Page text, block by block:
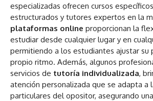
especializadas ofrecen cursos
estructurados y tutores expertos en la
plataformas online proporcionan la
estudiar desde cualquier lugar y en
permitiendo a los estudiantes ajustar su
propio ritmo. Además, algunos
servicios de tutoría individualizada,
atención personalizada que se adapta a
particulares del opositor, asegurando